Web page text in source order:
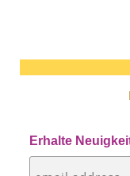
Erhalte